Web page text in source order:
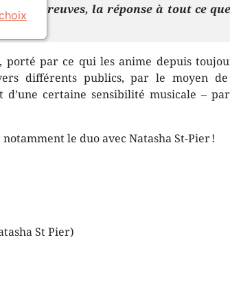
mes épreuves, la réponse à tout ce que
, porté par ce qui les anime depuis
différents publics, par le moyen
certaine sensibilité musicale –
le duo avec Natasha St-Pier !
St Pier)